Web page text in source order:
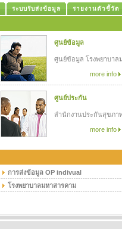
ระบบรับส่งข้อมูล รายงานตัวชี้วัด
ศูนย์ข้อมูล
ศูนย์ข้อมูล โรงพยาบาล
more info
ศูนย์ประกัน
สำนักงานประกันสุขภา
more info
การส่งข้อมูล OP indivual
โรงพยาบาลมหาสารคาม